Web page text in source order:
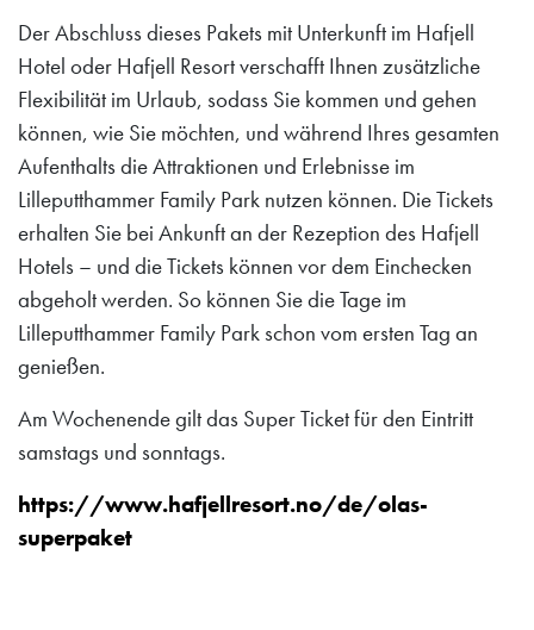
Der Abschluss dieses Pakets mit Unterkunft im Hafjell
Hotel oder Hafjell Resort verschafft Ihnen zusätzliche
Flexibilität im Urlaub, sodass Sie kommen und gehen
können, wie Sie möchten, und während Ihres gesamten
Aufenthalts die Attraktionen und Erlebnisse im
Lilleputthammer Family Park nutzen können. Die Tickets
erhalten Sie bei Ankunft an der Rezeption des Hafjell
Hotels – und die Tickets können vor dem Einchecken
abgeholt werden. So können Sie die Tage im
Lilleputthammer Family Park schon vom ersten Tag an
genießen.
Am Wochenende gilt das Super Ticket für den Eintritt
samstags und sonntags.
https://www.hafjellresort.no/de/olas-
superpaket